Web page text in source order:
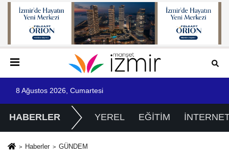
8 Ağustos 2026, Cumartesi
HABERLER YEREL EĞİTİM
Haberler GÜNDEM